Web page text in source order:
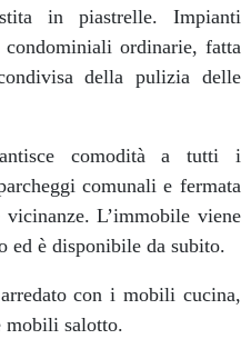
in piastrelle. Impianti
condominiali ordinarie, fatta
della pulizia delle
comodità a tutti i
comunali e fermata
L’immobile viene
ed è disponibile da subito.
con i mobili cucina,
mobili salotto.